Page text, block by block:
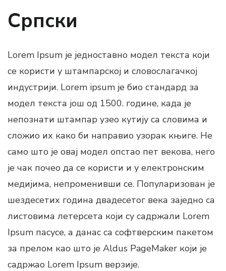
Српски
Lorem Ipsum је једноставно модел текста који
се користи у штампарској и словослагачкој
индустрији. Lorem ipsum је био стандард за
модел текста још од 1500. године, када је
непознати штампар узео кутију са словима и
сложио их како би направио узорак књиге. Не
само што је овај модел опстао пет векова, него
је чак почео да се користи и у електронским
медијима, непроменивши се. Популаризован је
шездесетих година двадесетог века заједно са
листовима летерсета који су садржали Lorem
Ipsum пасусе, а данас са софтверским пакетом
за прелом као што је Aldus PageMaker који је
садржао Lorem Ipsum верзије.